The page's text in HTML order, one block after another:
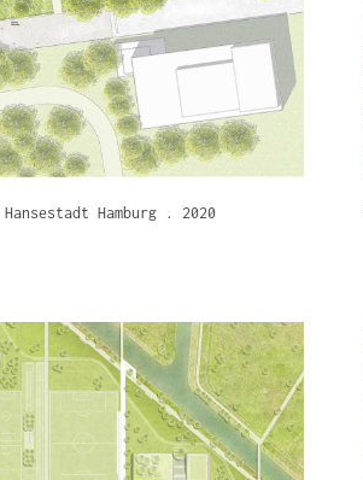
Hamburg . 2020